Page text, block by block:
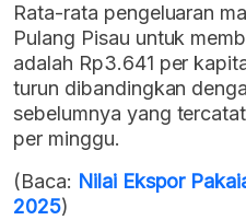
Rata-rata pengeluaran
Pulang Pisau untuk
adalah Rp3.641 per
turun dibandingkan
sebelumnya yang
per minggu.
(Baca: Nilai Ekspor
2025)